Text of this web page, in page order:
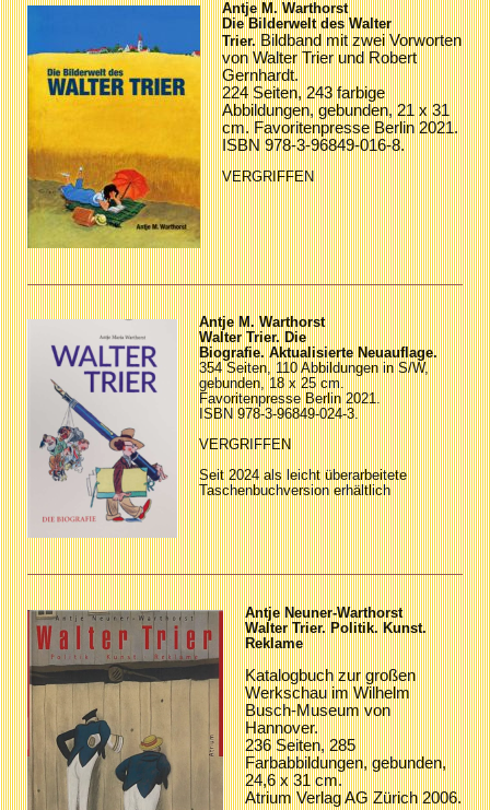
Antje M. Warthorst
Die Bilderwelt des Walter
Trier. Bildband mit zwei Vorworten
von Walter Trier und Robert
Gernhardt.
224 Seiten, 243 farbige
Abbildungen, gebunden, 21 x 31
cm. Favoritenpresse Berlin 2021.
ISBN 978-3-96849-016-8.
VERGRIFFEN
Antje M. Warthorst
Walter Trier. Die
Biografie. Aktualisierte Neuauflage.
354 Seiten, 110 Abbildungen in S/W,
gebunden, 18 x 25 cm.
Favoritenpresse Berlin 2021.
ISBN 978-3-96849-024-3.
VERGRIFFEN
Seit 2024 als leicht überarbeitete
Taschenbuchversion erhältlich
Antje Neuner-Warthorst
Walter Trier. Politik. Kunst.
Reklame
Katalogbuch zur großen
Werkschau im Wilhelm
Busch-Museum von
Hannover.
236 Seiten, 285
Farbabbildungen, gebunden,
24,6 x 31 cm.
Atrium Verlag AG Zürich 2006.